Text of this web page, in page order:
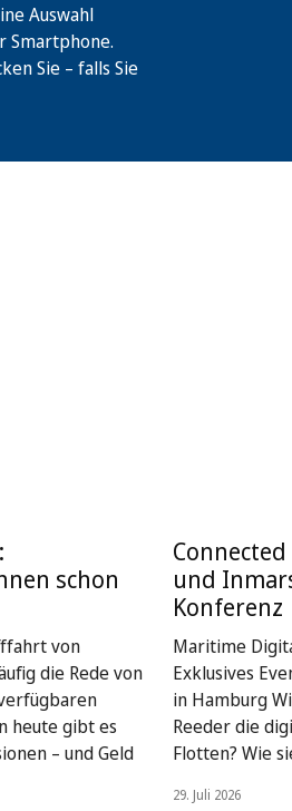
Auswahl
Smartphone.
Sie – falls Sie
schon
von
die Rede von
heute gibt es
– und Geld
und
Konferenz
Maritime
Exklusives
in Hamburg
Reeder die
Flotten? Wie
29. Juli 2026